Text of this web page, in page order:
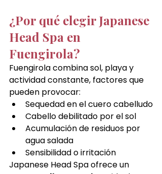
¿Por qué elegir Japanese
Head Spa en
Fuengirola?
Fuengirola combina sol, playa y
actividad constante, factores que
pueden provocar:
Sequedad en el cuero cabelludo
Cabello debilitado por el sol
Acumulación de residuos por
agua salada
Sensibilidad o irritación
Japanese Head Spa ofrece un